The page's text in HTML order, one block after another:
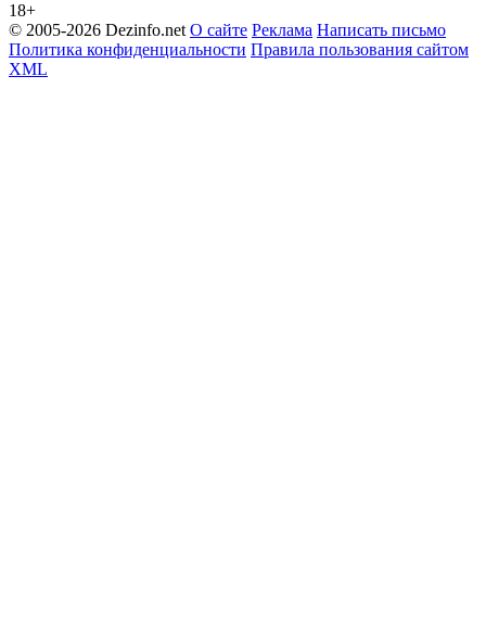
18+
© 2005-2026 Dezinfo.net О сайте Реклама Написать письмо
Политика конфиденциальности Правила пользования сайтом
XML